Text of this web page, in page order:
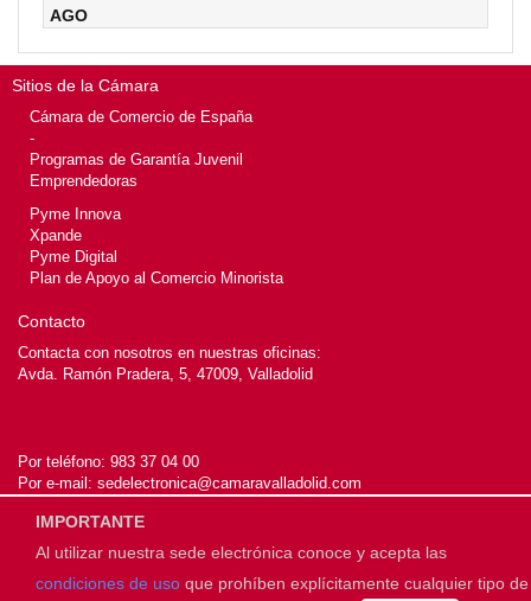
AGO
Sitios de la Cámara
Cámara de Comercio de España
-
Programas de Garantía Juvenil
Emprendedoras
Pyme Innova
Xpande
Pyme Digital
Plan de Apoyo al Comercio Minorista
Contacto
Contacta con nosotros en nuestras oficinas:
Avda. Ramón Pradera, 5, 47009, Valladolid
Por teléfono: 983 37 04 00
Por e-mail: sedelectronica@camaravalladolid.com
© 2026Cámara de Valladolid
IMPORTANTE
Al utilizar nuestra sede electrónica conoce y acepta las
condiciones de uso que prohíben explícitamente cualquier tipo de